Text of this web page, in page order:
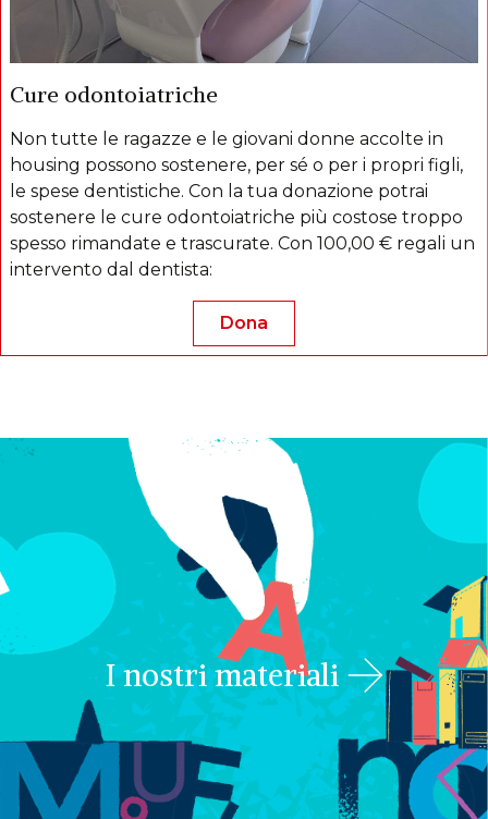
Cure odontoiatriche
Non tutte le ragazze e le giovani donne accolte in
housing possono sostenere, per sé o per i propri figli,
le spese dentistiche. Con la tua donazione potrai
sostenere le cure odontoiatriche più costose troppo
spesso rimandate e trascurate. Con 100,00 € regali un
intervento dal dentista:
Dona
I nostri materiali